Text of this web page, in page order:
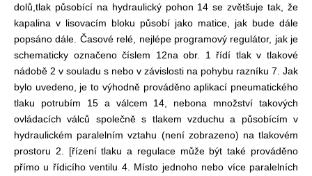
dolů, tlak působící na hydraulický pohon 14 se zvětšuje tak, že
kapalina v lisovacím bloku působí jako matice, jak bude dále
popsáno dále. Časové relé, nejlépe programový regulátor, jak je
schematicky označeno číslem 12na obr. 1 řídí tlak v tlakové
nádobě 2 v souladu s nebo v závislosti na pohybu razníku 7. Jak
bylo uvedeno, je to výhodně prováděno aplikací pneumatického
tlaku potrubím 15 a válcem 14, nebona množství takových
ovládacích válců společně s tlakem vzduchu a působícím v
hydraulickém paralelním vztahu (není zobrazeno) na tlakovém
prostoru 2. [řízení tlaku a regulace může být také prováděno
přímo u řídicího ventilu 4. Místo jednoho nebo více paralelních